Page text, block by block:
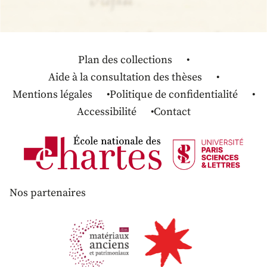
Plan des collections
Aide à la consultation des thèses
Mentions légales
Politique de confidentialité
Accessibilité
Contact
Nos partenaires